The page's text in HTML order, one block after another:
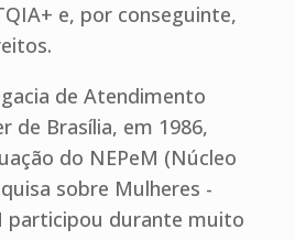
e, por conseguinte,
de Atendimento
de Brasília, em 1986,
do NEPeM (Núcleo
sobre Mulheres -
participou durante muito